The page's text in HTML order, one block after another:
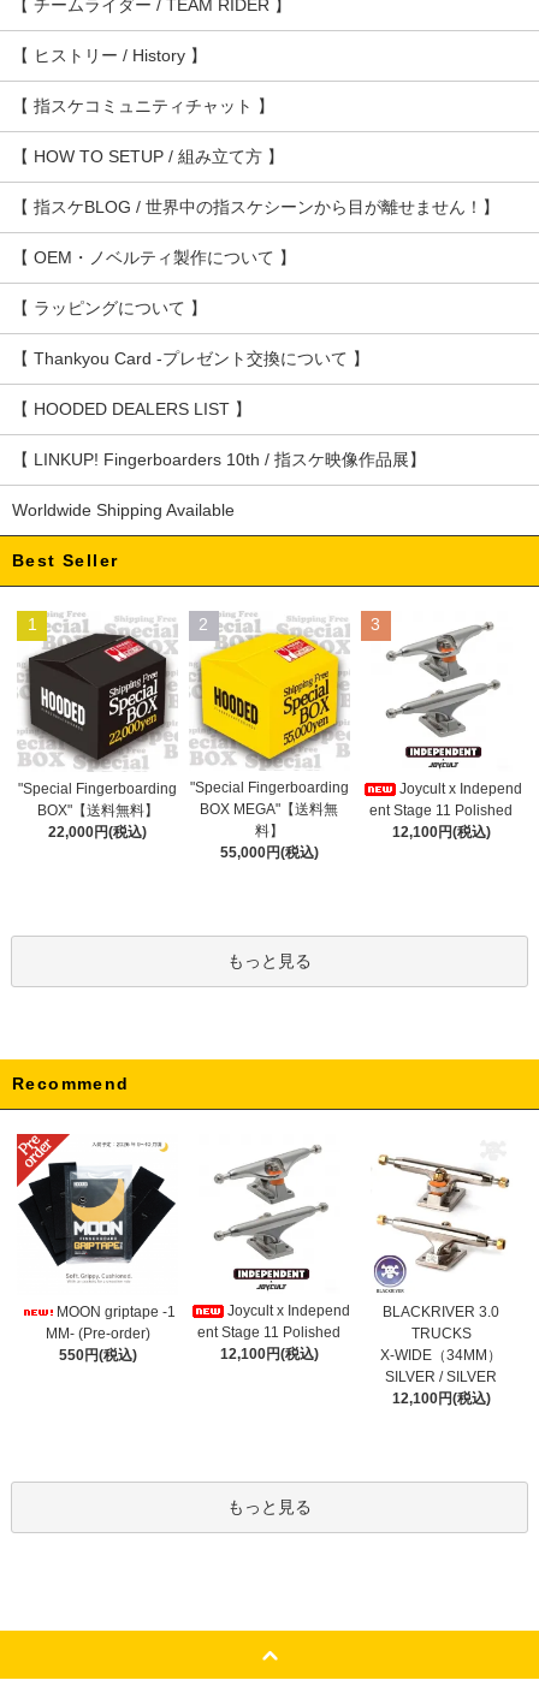
【 チームライダー / TEAM RIDER 】
【 ヒストリー / History 】
【 指スケコミュニティチャット 】
【 HOW TO SETUP / 組み立て方 】
【 指スケBLOG / 世界中の指スケシーンから目が離せません！】
【 OEM・ノベルティ製作について 】
【 ラッピングについて 】
【 Thankyou Card -プレゼント交換について 】
【 HOODED DEALERS LIST 】
【 LINKUP! Fingerboarders 10th / 指スケ映像作品展】
Worldwide Shipping Available
Best Seller
1
"Special Fingerboarding
BOX"【送料無料】
22,000円(税込)
2
"Special Fingerboarding
BOX MEGA"【送料無
料】
55,000円(税込)
3
Joycult x Independ
ent Stage 11 Polished
12,100円(税込)
もっと見る
Recommend
MOON griptape -1
MM- (Pre-order)
550円(税込)
Joycult x Independ
ent Stage 11 Polished
12,100円(税込)
BLACKRIVER 3.0
TRUCKS
X-WIDE（34MM）
SILVER / SILVER
12,100円(税込)
もっと見る